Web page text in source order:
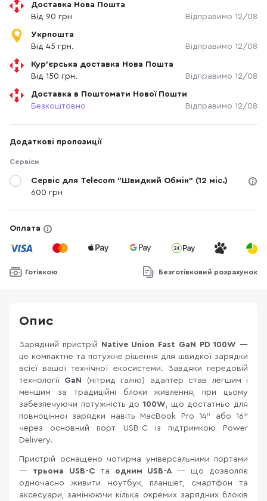
Доставка Нова Пошта
Від 90 грн
Відправимо 12/08
Укрпошта
Від 45 грн.
Відправимо 12/08
Кур'єрська доставка Нова Пошта
Від 150 грн.
Відправимо 12/08
Доставка в Поштомати Нової Пошти
Безкоштовно
Відправимо 12/08
Додаткові пропозиції
Сервіси
Сервіс для Telecom "Швидкий Обмін" (12 міс.)
600 грн
Оплата
Готівкою Безготівковий розрахунок
Опис
Зарядний пристрій Native Union Fast GaN PD 100W —
це компактне та потужне рішення для швидкої зарядки
всієї вашої технічної екосистеми. Завдяки передовій
технології GaN
(нітрид галію) адаптер став легшим і
меншим за традиційні блоки живлення, при цьому
забезпечуючи потужність до 100W, що достатньо для
повноцінної зарядки навіть MacBook Pro 14" або 16"
через основний порт USB-C із підтримкою Power
Delivery.
Пристрій оснащено чотирма універсальними портами
— трьома USB-C та одним USB-A — що дозволяє
одночасно живити ноутбук, планшет, смартфон та
аксесуари, замінюючи кілька окремих зарядних блоків